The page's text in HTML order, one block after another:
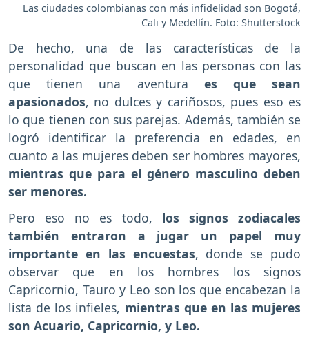
Las ciudades colombianas con más infidelidad son Bogotá,
Cali y Medellín. Foto: Shutterstock
De hecho, una de las características de la
personalidad que buscan en las personas con las
que tienen una aventura es que sean
apasionados, no dulces y cariñosos, pues eso es
lo que tienen con sus parejas. Además, también se
logró identificar la preferencia en edades, en
cuanto a las mujeres deben ser hombres mayores,
mientras que para el género masculino deben
ser menores.
Pero eso no es todo, los signos zodiacales
también entraron a jugar un papel muy
importante en las encuestas, donde se pudo
observar que en los hombres los signos
Capricornio, Tauro y Leo son los que encabezan la
lista de los infieles, mientras que en las mujeres
son Acuario, Capricornio, y Leo.